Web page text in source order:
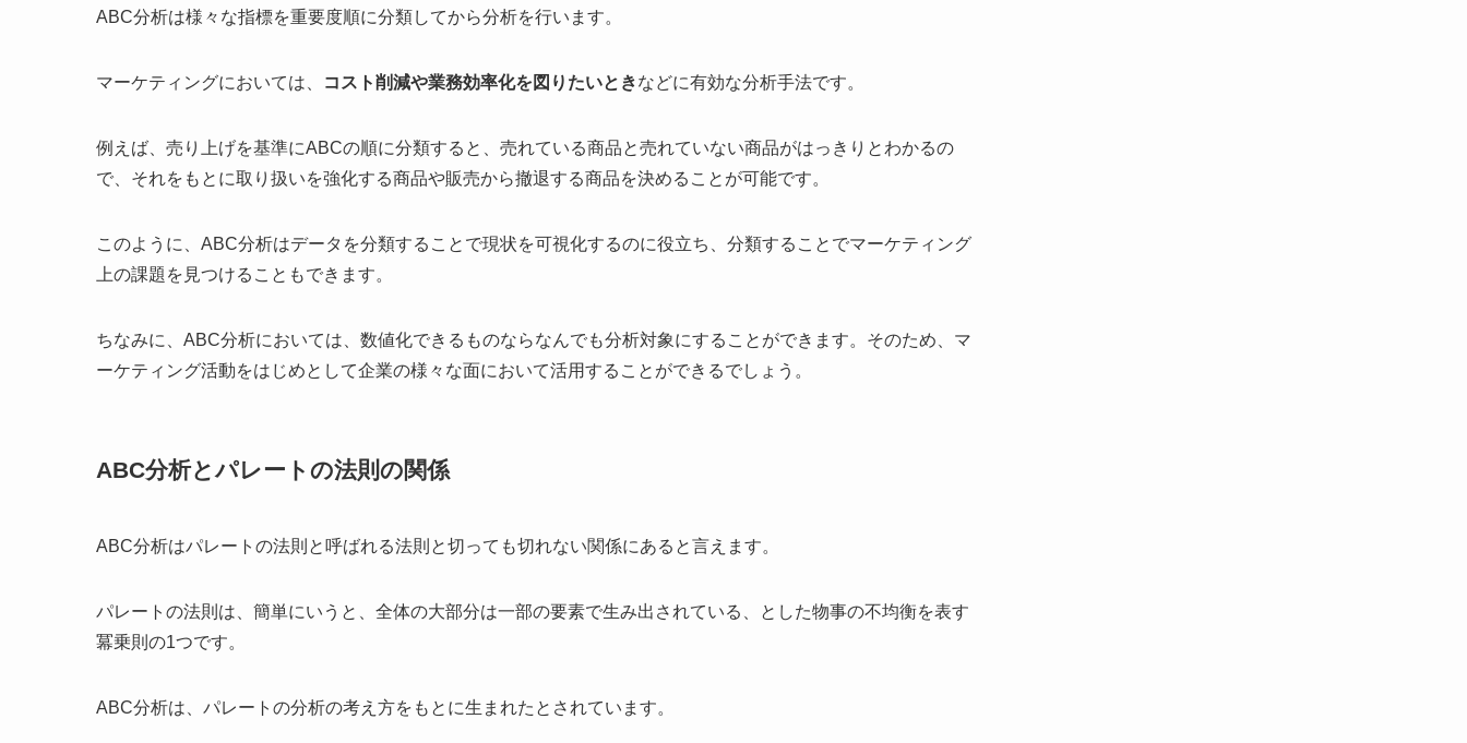
ABC分析は様々な指標を重要度順に分類してから分析を行います。
マーケティングにおいては、 コスト削減や業務効率化を図りたいときなどに有効な分析手法です。
例えば、売り上げを基準にABCの順に分類すると、売れている商品と売れていない商品がはっきりとわかるの
で、それをもとに取り扱いを強化する商品や販売から撤退する商品を決めることが可能です。
このように、ABC分析はデータを分類することで現状を可視化するのに役立ち、分類することでマーケティング
上の課題を見つけることもできます。
ちなみに、ABC分析においては、数値化できるものならなんでも分析対象にすることができます。そのため、マ
ーケティング活動をはじめとして企業の様々な面において活用することができるでしょう。
ABC分析とパレートの法則の関係
ABC分析はパレートの法則と呼ばれる法則と切っても切れない関係にあると言えます。
パレートの法則は、簡単にいうと、全体の大部分は一部の要素で生み出されている、とした物事の不均衡を表す
冪乗則の1つです。
ABC分析は、パレートの分析の考え方をもとに生まれたとされています。